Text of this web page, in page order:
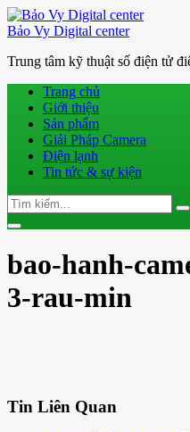
Bảo Vy Digital center
Trung tâm kỹ thuật số điện tử
Trang chủ
Giới thiệu
Sản phẩm
Giải Pháp Camera
Điện lạnh
Tin tức & sự kiện
Search
for:
Toggle
bao-hanh-
3-rau-min
Tin Liên Quan